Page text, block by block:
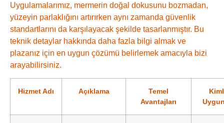
Uygulamalarımız, mermerin doğal dokusunu bozmadan,
yüzeyin parlaklığını artırırken aynı zamanda güvenlik
standartlarını da karşılayacak şekilde tasarlanmıştır. Bu
teknik detaylar hakkında daha fazla bilgi almak ve
plazanız için en uygun çözümü belirlemek amacıyla bizi
arayabilirsiniz.
Hizmet Adı Açıklama
Temel
Avantajları